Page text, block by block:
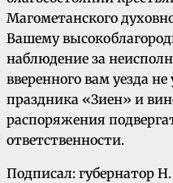
Магометанского
Вашему
наблюдение за
вверенного вам уезда
праздника «Зиен» и
распоряжения
ответственности.
Подписал: губернатор